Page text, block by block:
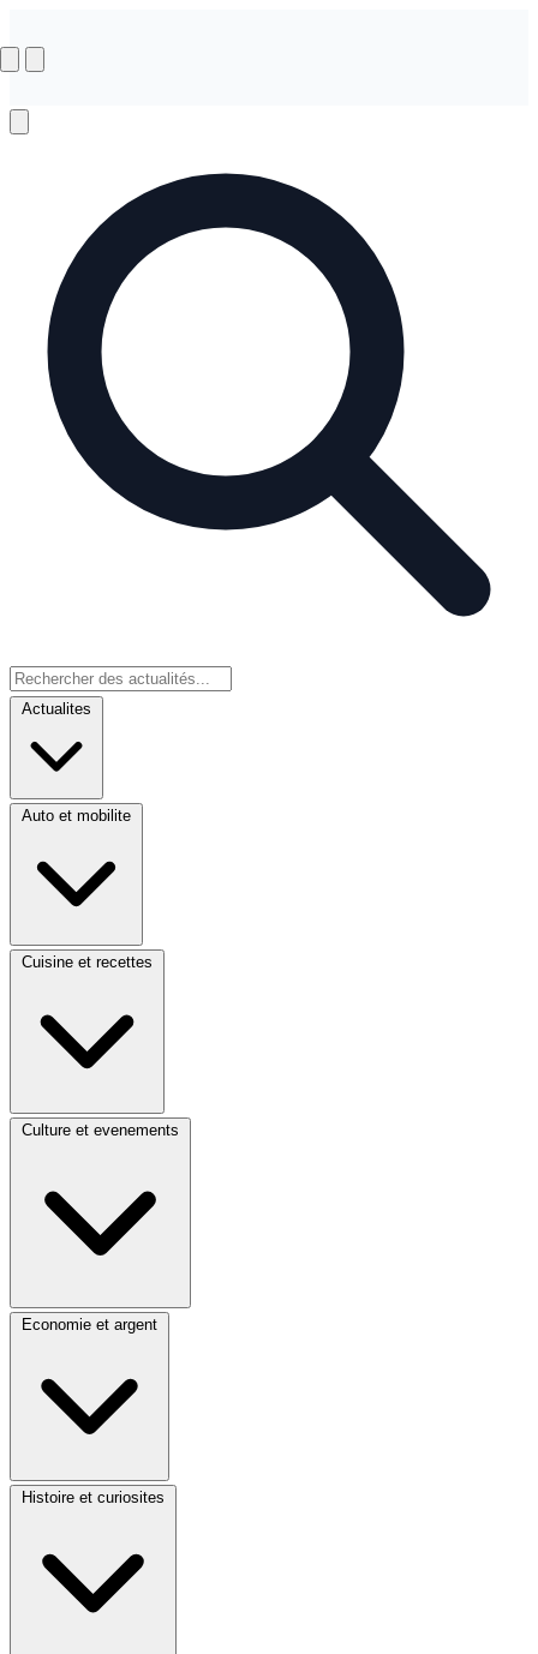
Actualites
Auto et mobilite
Cuisine et recettes
Culture et evenements
Economie et argent
Histoire et curiosites